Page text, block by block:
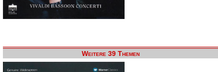
Weitere 39 Themen